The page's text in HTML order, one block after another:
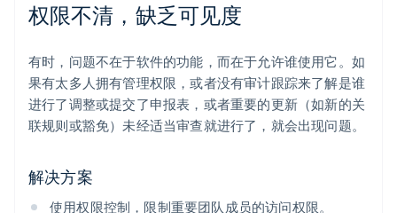
权限不清，缺乏可见度
有时，问题不在于软件的功能，而在于允许谁使用它。如
果有太多人拥有管理权限，或者没有审计跟踪来了解是谁
进行了调整或提交了申报表，或者重要的更新（如新的关
联规则或豁免）未经适当审查就进行了，就会出现问题。
解决方案
使用权限控制，限制重要团队成员的访问权限。
阿联酋
English
English